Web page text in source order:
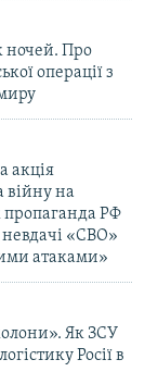
ночей. Про
операції з
акція
війну на
РФ
«СВО»
атаками»
Як ЗСУ
Росії в